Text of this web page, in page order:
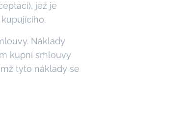
jež je
Náklady
kupní smlouvy
tyto náklady se